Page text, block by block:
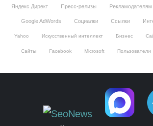
Яндекс.Директ Пресс-релизы Рекламодателям
Google AdWords Социалки Ссылки
Yahoo Искусственный интеллект Бизнес
Сайты Facebook Microsoft Пользователи